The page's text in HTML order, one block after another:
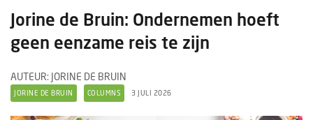
Interviews
Jorine de Bruin: Ondernemen hoeft
geen eenzame reis te zijn
AUTEUR: JORINE DE BRUIN
JORINE DE BRUIN COLUMNS 3 JULI 2026